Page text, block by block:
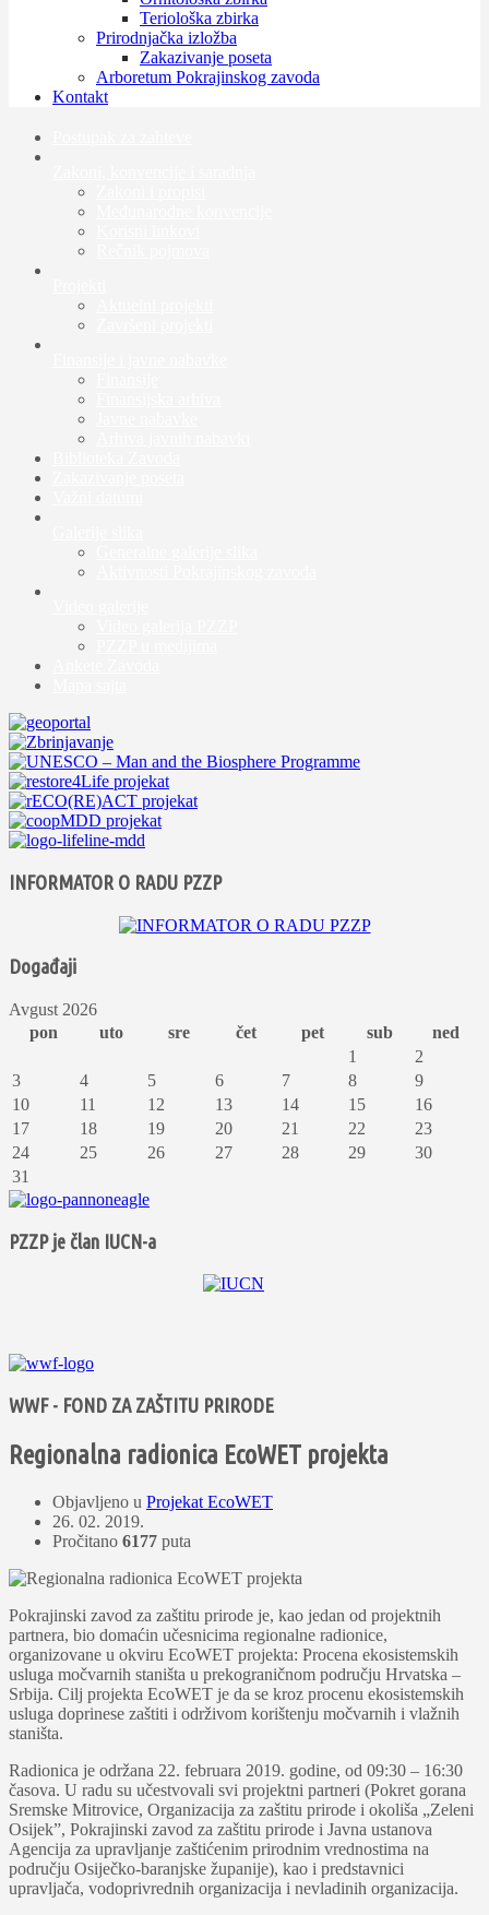
Teriološka zbirka
Prirodnjačka izložba
Zakazivanje poseta
Arboretum Pokrajinskog zavoda
Kontakt
INFORMATOR O RADU PZZP
Događaji
Avgust 2026
pon
uto sre čet pet sub
ned
1
2
3
4 5 6 7 8
9
10
11 12 13 14 15
16
17
18 19 20 21 22
23
24
25 26 27 28 29
30
31
PZZP je član IUCN-a
WWF - FOND ZA ZAŠTITU PRIRODE
Regionalna radionica EcoWET projekta
Objavljeno u Projekat EcoWET
26. 02. 2019.
Pročitano 6177 puta
Pokrajinski zavod za zaštitu prirode je, kao jedan od projektnih
partnera, bio domaćin učesnicima regionalne radionice,
organizovane u okviru EcoWET projekta: Procena ekosistemskih
usluga močvarnih staništa u prekograničnom području Hrvatska –
Srbija. Cilj projekta EcoWET je da se kroz procenu ekosistemskih
usluga doprinese zaštiti i održivom korištenju močvarnih i vlažnih
staništa.
Radionica je održana 22. februara 2019. godine, od 09:30 – 16:30
časova. U radu su učestvovali svi projektni partneri (Pokret gorana
Sremske Mitrovice, Organizacija za zaštitu prirode i okoliša „Zeleni
Osijek”, Pokrajinski zavod za zaštitu prirode i Javna ustanova
Agencija za upravljanje zaštićenim prirodnim vrednostima na
području Osiječko-baranjske županije), kao i predstavnici
upravljača, vodoprivrednih organizacija i nevladinih organizacija.